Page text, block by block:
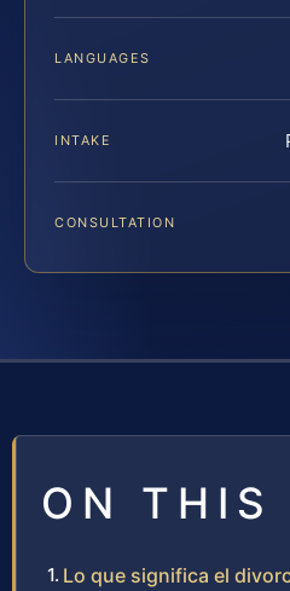
LANGUAGES
INTAKE
CONSULTATION
ON THIS
Lo que significa el